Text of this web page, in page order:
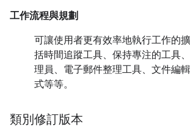
工作流程與規劃
可讓使用者更有效率地執行工作的
括時間追蹤工具、保持專注的工具
理員、電子郵件整理工具、文件編
式等等。
類別修訂版本